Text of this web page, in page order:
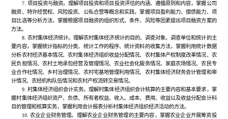
7. 项目投资与融资。理解项目投资和项目投资评估的内涵、遵循原则和内容，掌握公司
融资、特许经营权、风险投资、公私合营等概念和实践，掌握项目盈利能力、偿债能力、项
目比选等分析方法，掌握根据项目融资的组织形式、条件、风险等因素提出项目融资方案的
方法。
8. 农村集体经济统计。理解农村集体经济统计的目的、调查对象、调查单位和统计的主
要内容，掌握统计指标的分类、统计工作的程序、统计资料的收集方法，掌握利用统计数据
分析农村经济基本情况、农村集体经济组织收益分配情况、农村集体产权制度改革情况、农
民负担情况、农村土地承包经营及管理情况、农业社会化服务情况、家庭农场情况、农民专
业合作社情况、乡村治理情况、农村宅基地管理利用情况、农村集体经济财务会计管理和审
计情况、农经机构队伍情况和农村产权流转交易情况。
9. 村集体经济组织会计实务。理解村集体经济组织会计核算的主要内容和基本要求，掌
握村集体经济组织资产、负债、所有者权益、收入、成本、费用、收益以及收益分配会计科
目的管理和核算实务，掌握利用会计报表分析村集体经济组织经济活动的方法。
10. 农业企业财务管理。理解农业企业财务管理的主要内容，掌握农业企业开展筹资投